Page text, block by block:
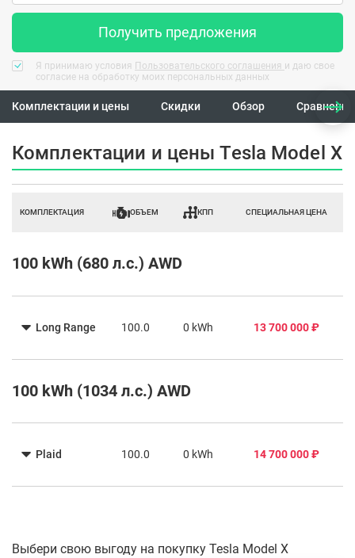
Получить предложения
Я принимаю условия Пользовательского соглашения и даю свое
согласие на обработку моих персональных данных
Комплектации и цены Скидки Обзор
Комплектации и цены Tesla Model X
КОМПЛЕКТАЦИЯ ОБЪЕМ КПП СПЕЦИАЛЬНАЯ ЦЕНА
100 kWh (680 л.с.) AWD
Long Range 100.0 0 kWh 13 700 000 ₽
100 kWh (1034 л.с.) AWD
Plaid 100.0 0 kWh 14 700 000 ₽
Выбери свою выгоду на покупку Tesla Model X